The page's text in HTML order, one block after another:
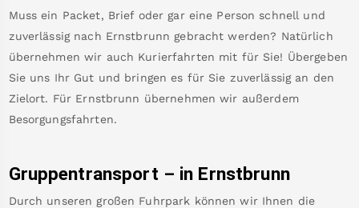
Muss ein Packet, Brief oder gar eine Person schnell und
zuverlässig nach Ernstbrunn gebracht werden? Natürlich
übernehmen wir auch Kurierfahrten mit für Sie! Übergeben
Sie uns Ihr Gut und bringen es für Sie zuverlässig an den
Zielort. Für Ernstbrunn übernehmen wir außerdem
Besorgungsfahrten.
Gruppentransport – in Ernstbrunn
Durch unseren großen Fuhrpark können wir Ihnen die